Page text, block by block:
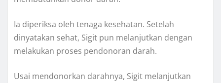
Ia diperiksa oleh tenaga kesehatan. Setelah
dinyatakan sehat, Sigit pun melanjutkan dengan
melakukan proses pendonoran darah.
Usai mendonorkan darahnya, Sigit melanjutkan